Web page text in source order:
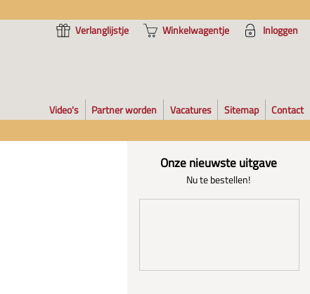
Verlanglijstje
Winkelwagentje Inloggen
Video's Partner worden Vacatures Sitemap Contact
Onze nieuwste uitgave
Nu te bestellen!